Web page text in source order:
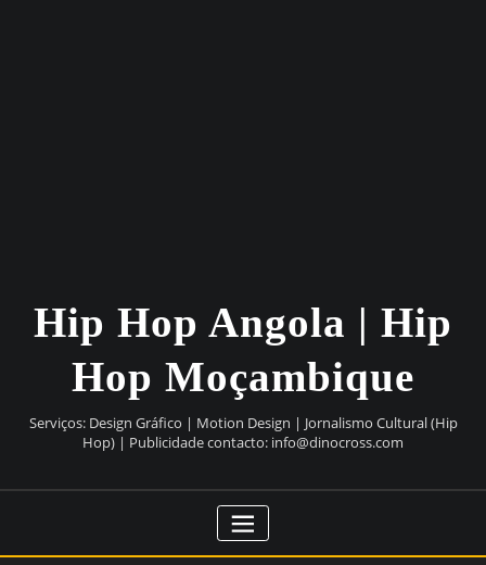
Hip Hop Angola | Hip
Hop Moçambique
Serviços: Design Gráfico | Motion Design | Jornalismo Cultural (Hip
Hop) | Publicidade contacto: info@dinocross.com